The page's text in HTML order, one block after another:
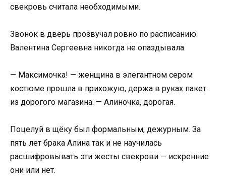
свекровь считала необходимыми.
Звонок в дверь прозвучал ровно по расписанию.
Валентина Сергеевна никогда не опаздывала.
— Максимочка! — женщина в элегантном сером
костюме прошла в прихожую, держа в руках пакет
из дорогого магазина. — Алиночка, дорогая.
Поцелуй в щёку был формальным, дежурным. За
пять лет брака Алина так и не научилась
расшифровывать эти жесты свекрови — искренние
они или нет.